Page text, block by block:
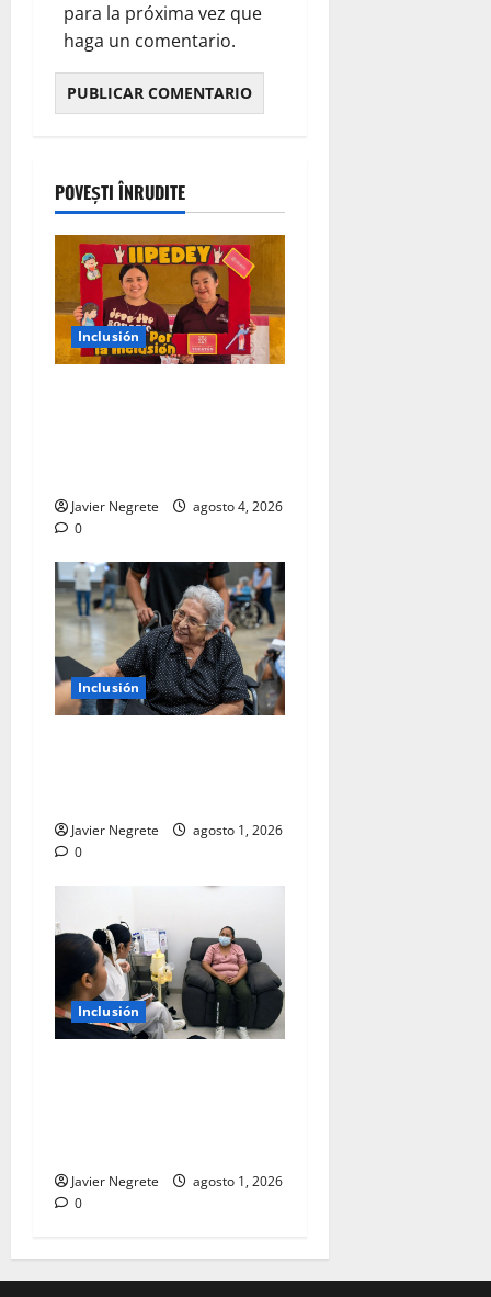
para la próxima vez que
haga un comentario.
POVEȘTI ÎNRUDITE
Inclusión
Javier Negrete
agosto 4, 2026
0
Inclusión
Javier Negrete
agosto 1, 2026
0
Inclusión
Javier Negrete
agosto 1, 2026
0